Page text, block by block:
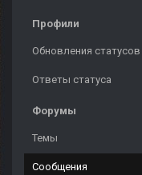
Профили
Обновления статусов
Ответы статуса
Форумы
Темы
Сообщения